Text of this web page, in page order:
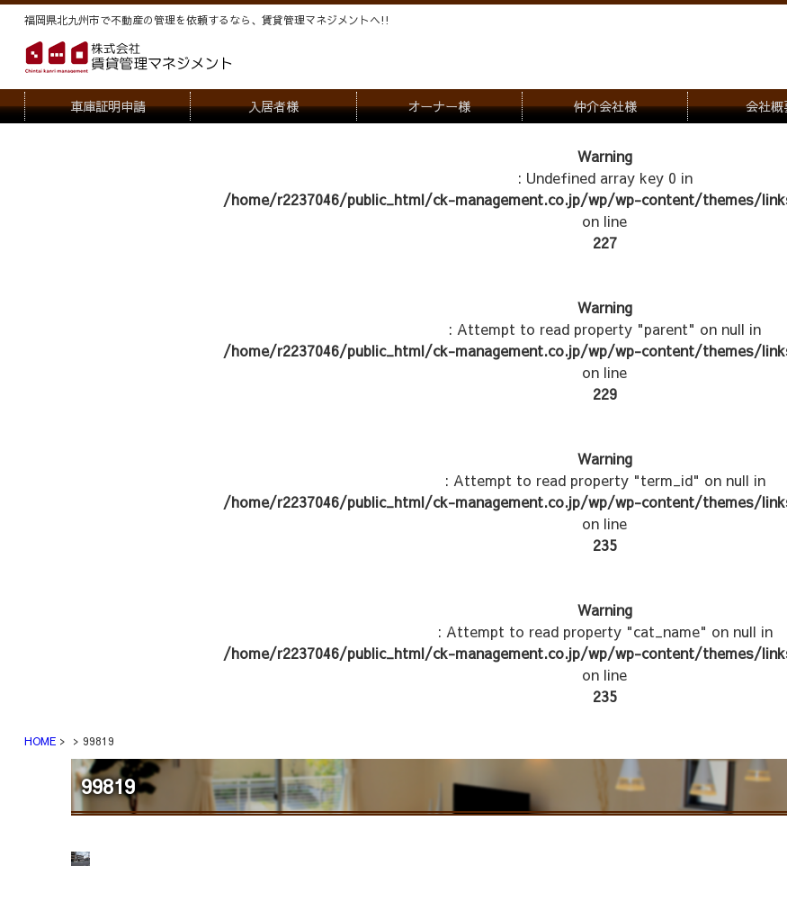
福岡県北九州市で不動産の管理を依頼するなら、賃貸管理マネジメントヘ!!
車庫証明申請 入居者様 オーナー様 仲介会社様
物件写真
管理物件紹介
会社概
Warning
: Undefined array key 0 in
/home/r2237046/public_html/ck-management.co.jp/wp/wp-content/themes/
on line
227
Warning
: Attempt to read property "parent" on null in
/home/r2237046/public_html/ck-management.co.jp/wp/wp-content/themes/
on line
229
Warning
: Attempt to read property "term_id" on null in
/home/r2237046/public_html/ck-management.co.jp/wp/wp-content/themes/
on line
235
Warning
: Attempt to read property "cat_name" on null in
/home/r2237046/public_html/ck-management.co.jp/wp/wp-content/themes/
on line
235
HOME 99819
99819